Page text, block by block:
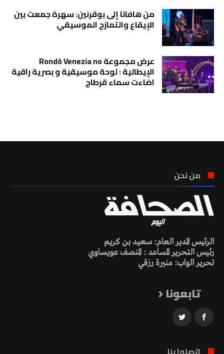
من هافانا إلى بوقرنين: سهرة جمعت بين
الإيقاع والتمازج الموسيقي
عرض مجموعة Rondò Venezia no
الإيطالية : لوحة موسيقية و بصرية راقية
اضاءت سماء قرطاج
من نحن
الرئيس المدير العام: سعيد بن كريم
رئيس التحرير المساعد : المنصف عويساوي
تحرير الواب: منيرة رزقي
تابعونا